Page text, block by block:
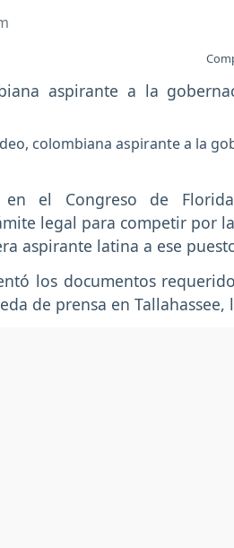
colombiana aspirante a la
en el Congreso de
legal para competir por
aspirante latina a ese
los documentos
de prensa en Tallahassee,